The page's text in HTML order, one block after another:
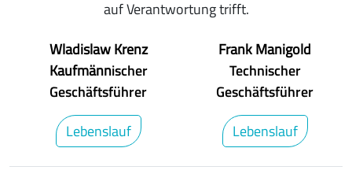
auf Verantwortung trifft.
Wladislaw Krenz
Kaufmännischer
Geschäftsführer
Lebenslauf
Frank Manigold
Technischer
Geschäftsführer
Lebenslauf